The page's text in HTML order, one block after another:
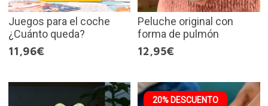
Juegos para el coche
¿Cuánto queda?
11,96€
Peluche original con
forma de pulmón
12,95€
20% DESCUENTO